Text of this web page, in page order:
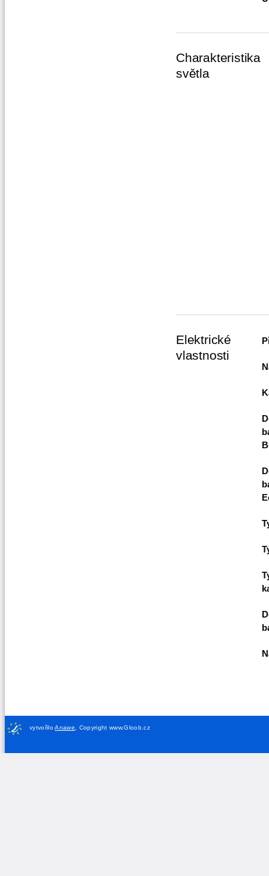
Charakteristika
světla
Elektrické
vlastnosti
vytvořiloAnawe Copyright www.Gloob.cz